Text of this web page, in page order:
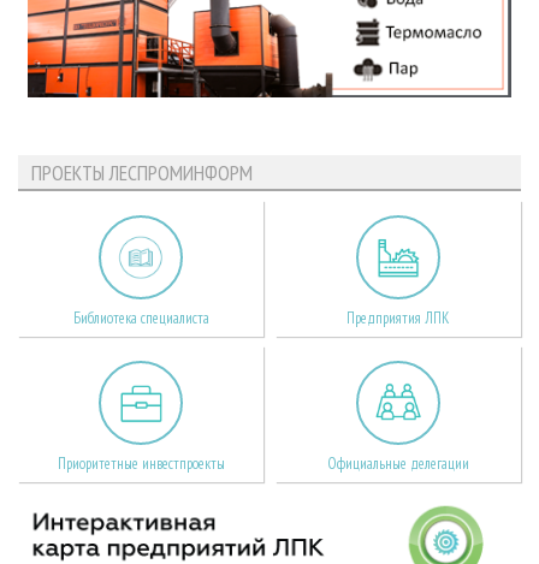
ПРОЕКТЫ ЛЕСПРОМИНФОРМ
Библиотека специалиста Предприятия ЛПК
Приоритетные инвестпроекты Официальные делегации